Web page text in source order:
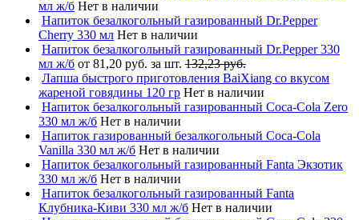
мл ж/б Нет в наличии
Напиток безалкогольный газированный Dr.Pepper
Cherry 330 мл Нет в наличии
Напиток безалкогольный газированный Dr.Pepper 330
мл ж/б от 81,20 руб. за шт. 132,23 руб.
Лапша быстрого приготовления BaiXiang со вкусом
жареной говядины 120 гр Нет в наличии
Напиток безалкогольный газированный Coca-Cola Zero
330 мл ж/б Нет в наличии
Напиток газированный безалкогольный Coca-Cola
Vanilla 330 мл ж/б Нет в наличии
Напиток безалкогольный газированный Fanta Экзотик
330 мл ж/б Нет в наличии
Напиток безалкогольный газированный Fanta
Клубника-Киви 330 мл ж/б Нет в наличии